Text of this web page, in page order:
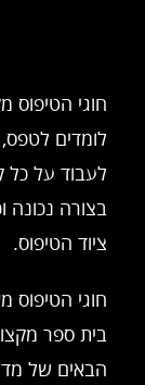
חוגי
לומדים
לעבוד על כל
בצורה נכונה
ציוד הטיפוס.
חוגי הטיפוס
בית ספר
הבאים של